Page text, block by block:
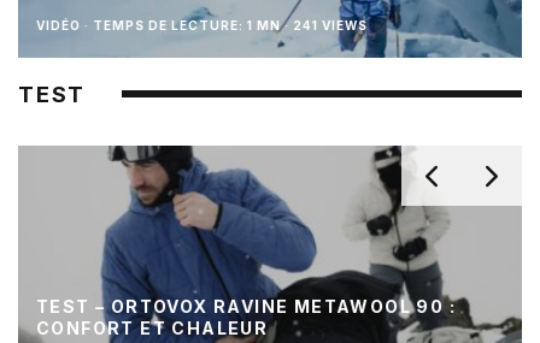
VIDÉO · TEMPS DE LECTURE: 1 MN · 241 VIEWS
TEST
TEST – ORTOVOX RAVINE METAWOOL 90 :
CONFORT ET CHALEUR